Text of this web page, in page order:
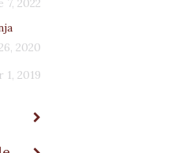
7, 2022
2020
2019